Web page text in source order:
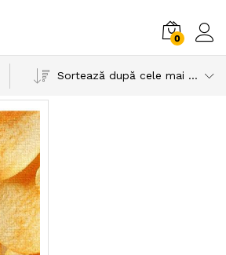
0
Sortează după cele mai recente